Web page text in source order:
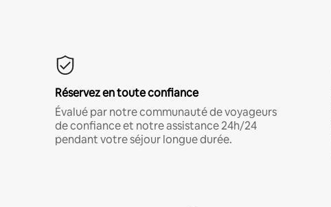
Réservez en toute confiance
Évalué par notre communauté de voyageurs
de confiance et notre assistance 24h/24
pendant votre séjour longue durée.